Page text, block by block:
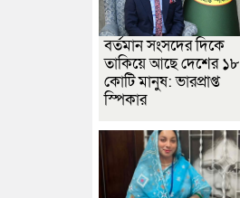
বর্তমান সংসদের দিকে
তাকিয়ে আছে দেশের ১৮
কোটি মানুষ: ভারপ্রাপ্ত
স্পিকার